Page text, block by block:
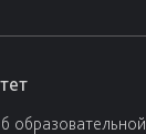
образовательной